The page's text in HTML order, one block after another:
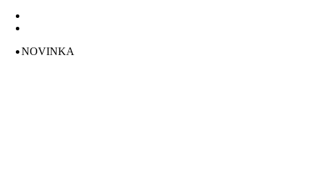
NOVINKA